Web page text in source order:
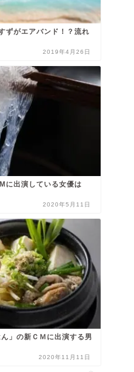
ずがエアバンド！？流れ
2019年4月26日
に出演している女優は
2020年5月11日
」の新ＣＭに出演する男
2020年11月11日